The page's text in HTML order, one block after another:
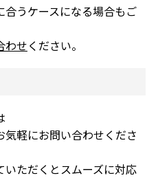
うケースになる場合もご
わせください。
気軽にお問い合わせくださ
ただくとスムーズに対応